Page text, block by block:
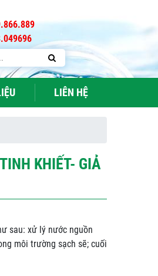
LIÊN HỆ
KHIẾT- GIẢ
sau: xử lý nước nguồn
môi trường sạch sẽ; cuối